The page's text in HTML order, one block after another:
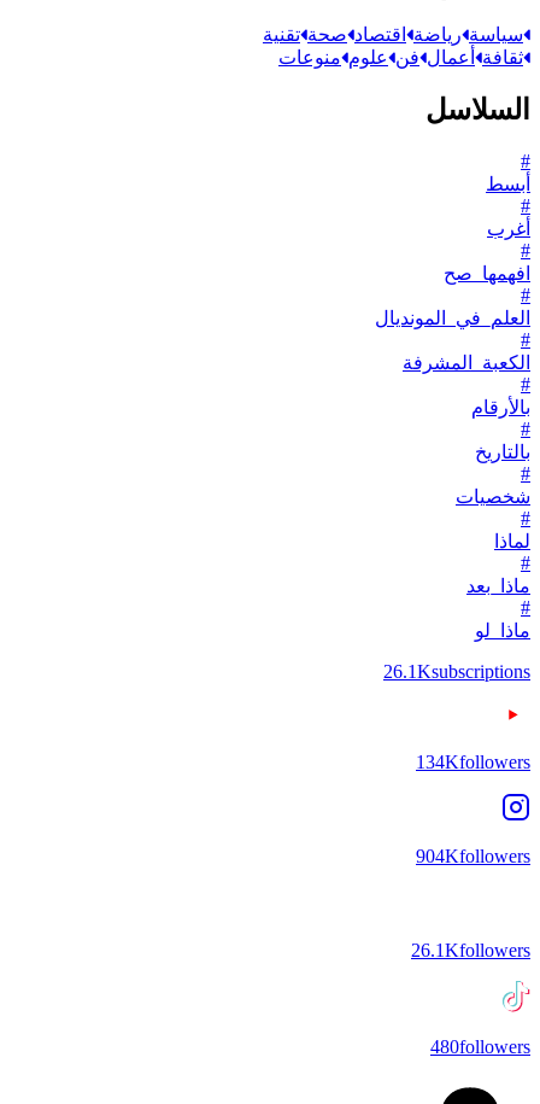
سياسة رياضة اقتصاد صحة تقنية
ثقافة أعمال فن علوم منوعات
السلاسل
#
أبسط
#
أغرب
#
افهمها_صح
#
العلم_في_المونديال
#
الكعبة_المشرفة
#
بالأرقام
#
بالتاريخ
#
شخصيات
#
لماذا
#
ماذا_بعد
#
ماذا_لو
26.1Ksubscriptions
134Kfollowers
904Kfollowers
26.1Kfollowers
480followers